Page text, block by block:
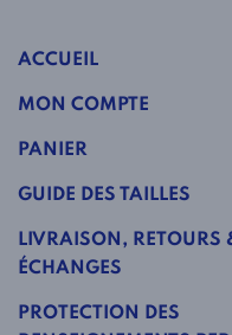
ACCUEIL
MON COMPTE
PANIER
GUIDE DES TAILLES
LIVRAISON, RETOURS
ÉCHANGES
PROTECTION DES